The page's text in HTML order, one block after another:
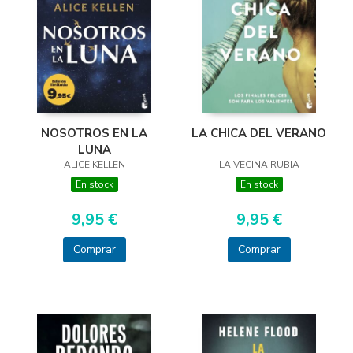
NOSOTROS EN LA
LUNA
ALICE KELLEN
En stock
9,95 €
Comprar
LA CHICA DEL VERANO
LA VECINA RUBIA
En stock
9,95 €
Comprar